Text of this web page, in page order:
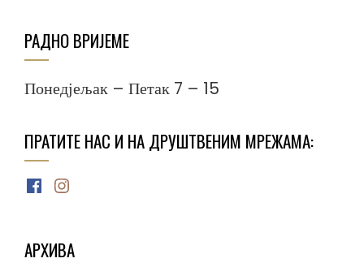
РАДНО ВРИЈЕМЕ
Понедјељак – Петак 7 – 15
ПРАТИТЕ НАС И НА ДРУШТВЕНИМ МРЕЖАМА:
Facebook
Instagram
АРХИВА